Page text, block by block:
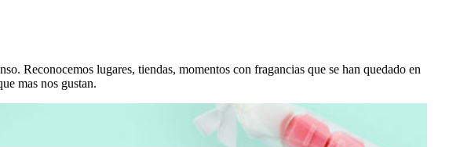
Reconocemos lugares, tiendas, momentos con fragancias que se han quedado en
mas nos gustan.